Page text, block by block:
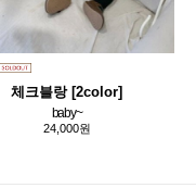
체크블랑 [2color]
baby~
24,000원